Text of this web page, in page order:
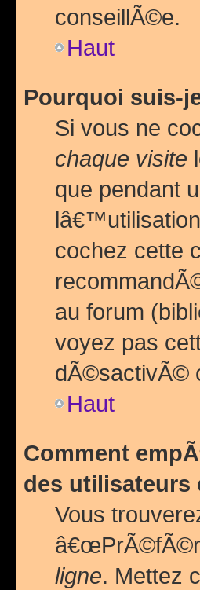
conseillÃ©e.
Haut
Pourquoi suis-
Si vous ne
chaque visite
que pendant
cochez cette
au forum
voyez pas
dÃ©sactivÃ©
Haut
Comment
des utilisateurs
Vous
ligne. Mettez